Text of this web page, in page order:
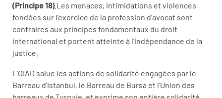
(Principe 18).Les menaces, intimidations et violences
fondées sur l’exercice de la profession d’avocat sont
contraires aux principes fondamentaux du droit
international et portent atteinte à l’indépendance de la
justice.
L’OIAD salue les actions de solidarité engagées par le
Barreau d’Istanbul, le Barreau de Bursa et l’Union des